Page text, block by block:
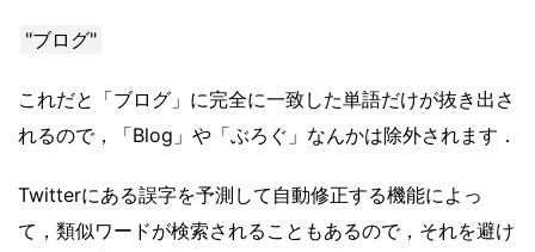
"ブログ"
これだと「ブログ」に完全に一致した単語だけが抜き出さ
れるので，「Blog」や「ぶろぐ」なんかは除外されます．
Twitterにある誤字を予測して自動修正する機能によっ
て，類似ワードが検索されることもあるので，それを避け